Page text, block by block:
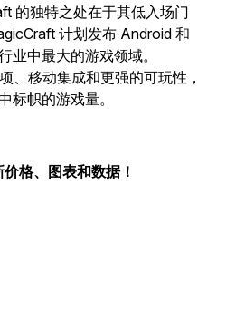
的独特之处在于其低入场门
计划发布 Android 和
业中最大的游戏领域。
、移动集成和更强的可玩性，
标帜的游戏量。
格、图表和数据！